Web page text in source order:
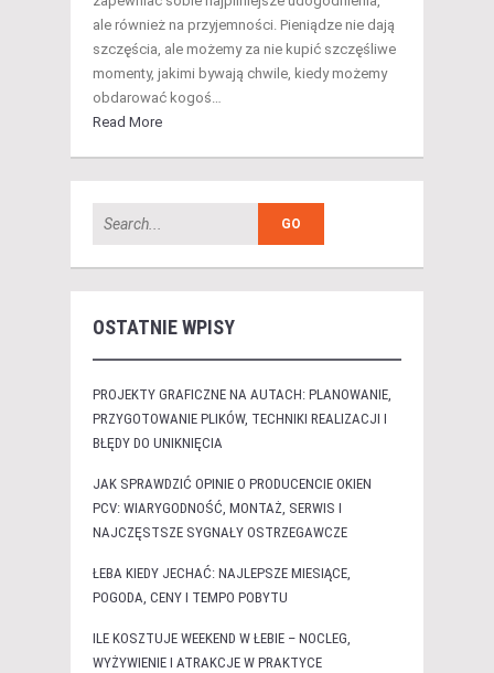
ale również na przyjemności. Pieniądze nie dają
szczęścia, ale możemy za nie kupić szczęśliwe
momenty, jakimi bywają chwile, kiedy możemy
obdarować kogoś…
Read More
OSTATNIE WPISY
PROJEKTY GRAFICZNE NA AUTACH: PLANOWANIE,
PRZYGOTOWANIE PLIKÓW, TECHNIKI REALIZACJI I
BŁĘDY DO UNIKNIĘCIA
JAK SPRAWDZIĆ OPINIE O PRODUCENCIE OKIEN
PCV: WIARYGODNOŚĆ, MONTAŻ, SERWIS I
NAJCZĘSTSZE SYGNAŁY OSTRZEGAWCZE
ŁEBA KIEDY JECHAĆ: NAJLEPSZE MIESIĄCE,
POGODA, CENY I TEMPO POBYTU
ILE KOSZTUJE WEEKEND W ŁEBIE – NOCLEG,
WYŻYWIENIE I ATRAKCJE W PRAKTYCE